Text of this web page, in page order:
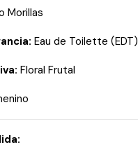
Morillas
Eau de Toilette (EDT)
Floral Frutal